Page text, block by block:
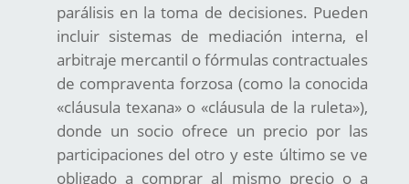
parálisis en la toma de decisiones. Pueden
incluir sistemas de mediación interna, el
arbitraje mercantil o fórmulas contractuales
de compraventa forzosa (como la conocida
«cláusula texana» o «cláusula de la ruleta»),
donde un socio ofrece un precio por las
participaciones del otro y este último se ve
obligado a comprar al mismo precio o a